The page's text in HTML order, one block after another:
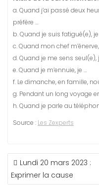
a. Quand j’ai passé deux
préfère …
b. Quand je suis fatigué(e), je
c. Quand mon chef
d. Quand je me sens seul(e),
e. Quand je m’ennuie, je …
f. Le dimanche, en famille,
g. Pendant un long voyage
h. Quand je parle au
Source : Les Zexperts
NAVIGATION
DE
L’ARTICLE
Lundi 20 mars 2023 :
Exprimer la cause